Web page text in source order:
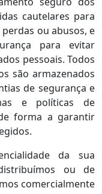
cautelares para
ou abusos, e
para evitar
pessoais. Todos
são armazenados
de segurança e
e políticas de
forma a garantir
da sua
ou de
comercialmente